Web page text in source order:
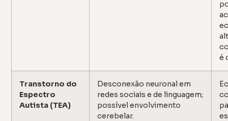
é
Transtorno do
Espectro
Autista (TEA)
Desconexão neuronal em
redes sociais e de linguagem;
possível envolvimento
cerebelar.